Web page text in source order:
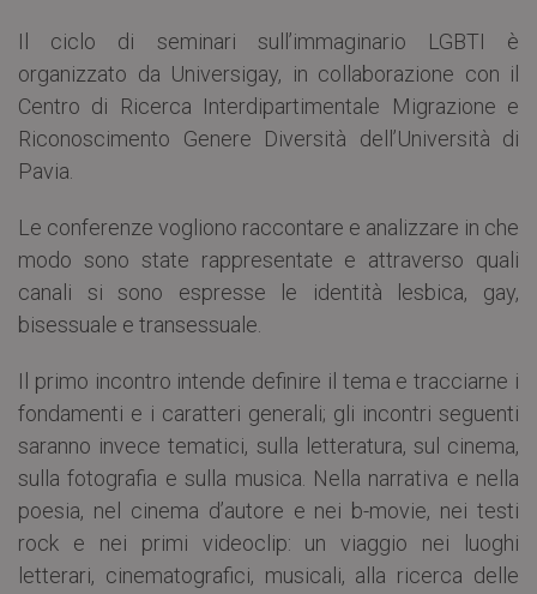
Il ciclo di seminari sull’immaginario LGBTI è
organizzato da Universigay, in collaborazione con il
Centro di Ricerca Interdipartimentale Migrazione e
Riconoscimento Genere Diversità dell’Università di
Pavia.
Le conferenze vogliono raccontare e analizzare in che
modo sono state rappresentate e attraverso quali
canali si sono espresse le identità lesbica, gay,
bisessuale e transessuale.
Il primo incontro intende definire il tema e tracciarne i
fondamenti e i caratteri generali; gli incontri seguenti
saranno invece tematici, sulla letteratura, sul cinema,
sulla fotografia e sulla musica. Nella narrativa e nella
poesia, nel cinema d’autore e nei b-movie, nei testi
rock e nei primi videoclip: un viaggio nei luoghi
letterari, cinematografici, musicali, alla ricerca delle